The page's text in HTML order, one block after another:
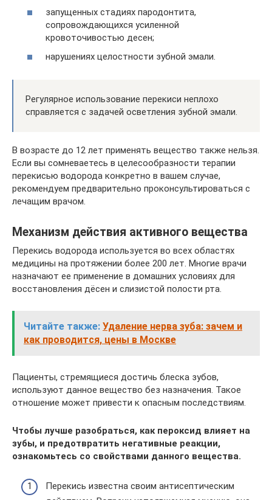
запущенных стадиях пародонтита,
сопровождающихся усиленной
кровоточивостью десен;
нарушениях целостности зубной эмали.
Регулярное использование перекиси неплохо
справляется с задачей осветления зубной эмали.
В возрасте до 12 лет применять вещество также нельзя.
Если вы сомневаетесь в целесообразности терапии
перекисью водорода конкретно в вашем случае,
рекомендуем предварительно проконсультироваться с
лечащим врачом.
Механизм действия активного вещества
Перекись водорода используется во всех областях
медицины на протяжении более 200 лет. Многие врачи
назначают ее применение в домашних условиях для
восстановления дёсен и слизистой полости рта.
Читайте также: Удаление нерва зуба: зачем и
как проводится, цены в Москве
Пациенты, стремящиеся достичь блеска зубов,
используют данное вещество без назначения. Такое
отношение может привести к опасным последствиям.
Чтобы лучше разобраться, как пероксид влияет на
зубы, и предотвратить негативные реакции,
ознакомьтесь со свойствами данного вещества.
Перекись известна своим антисептическим